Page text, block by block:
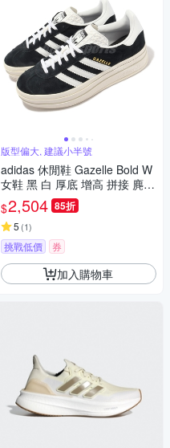
版型偏大, 建議小半號
adidas 休閒鞋 Gazelle Bold W
女鞋 黑 白 厚底 增高 拼接 麂皮
三條線 三葉草 愛迪達 HQ6912
$2,504 85折
5 (1)
挑戰低價 券
加入購物車